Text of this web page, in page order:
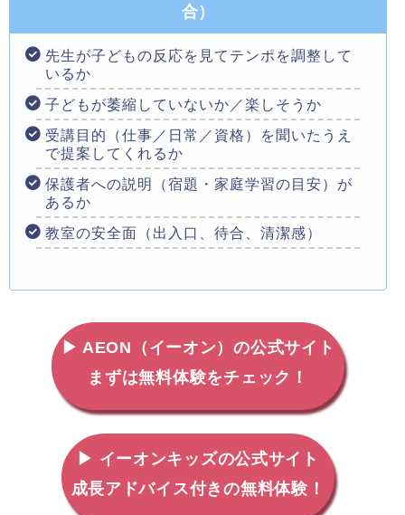
合）
先生が子どもの反応を見てテンポを調整して
いるか
子どもが萎縮していないか／楽しそうか
受講目的（仕事／日常／資格）を聞いたうえ
で提案してくれるか
保護者への説明（宿題・家庭学習の目安）が
あるか
教室の安全面（出入口、待合、清潔感）
▶ AEON（イーオン）の公式サイト
まずは無料体験をチェック！
▶ イーオンキッズの公式サイト
成長アドバイス付きの無料体験！